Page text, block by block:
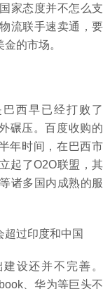
家态度并不怎么支
流联手速卖通，要
的市场。
西早已经打败了
碾压。百度收购的
年时间，在巴西市
起了O2O联盟，其
诸多国内成熟的服
过印度和中国
设还并不完善。
、华为等巨头不